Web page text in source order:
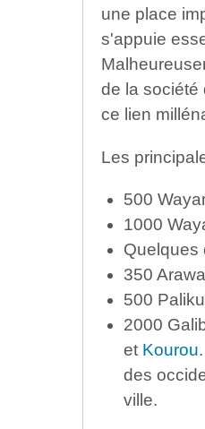
une place
s'appuie
de la société
ce lien
Les
500
1000
Quelques
350
500
2000
et Kourou
des
ville.